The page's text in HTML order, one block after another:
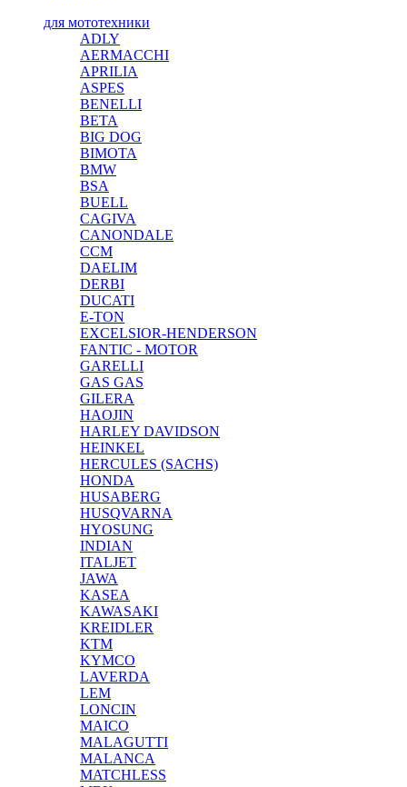
для мототехники
ADLY
AERMACCHI
APRILIA
ASPES
BENELLI
BETA
BIG DOG
BIMOTA
BMW
BSA
BUELL
CAGIVA
CANONDALE
CCM
DAELIM
DERBI
DUCATI
E-TON
EXCELSIOR-HENDERSON
FANTIC - MOTOR
GARELLI
GAS GAS
GILERA
HAOJIN
HARLEY DAVIDSON
HEINKEL
HERCULES (SACHS)
HONDA
HUSABERG
HUSQVARNA
HYOSUNG
INDIAN
ITALJET
JAWA
KASEA
KAWASAKI
KREIDLER
KTM
KYMCO
LAVERDA
LEM
LONCIN
MAICO
MALAGUTTI
MALANCA
MATCHLESS